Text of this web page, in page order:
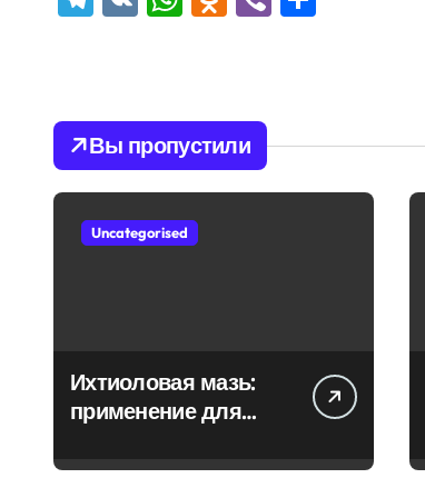
Вы пропустили
Uncategorised
Ихтиоловая мазь:
применение для